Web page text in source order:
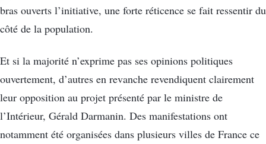
bras ouverts l’initiative, une forte réticence se fait ressentir du
côté de la population.
Et si la majorité n’exprime pas ses opinions politiques
ouvertement, d’autres en revanche revendiquent clairement
leur opposition au projet présenté par le ministre de
l’Intérieur, Gérald Darmanin. Des manifestations ont
notamment été organisées dans plusieurs villes de France ce